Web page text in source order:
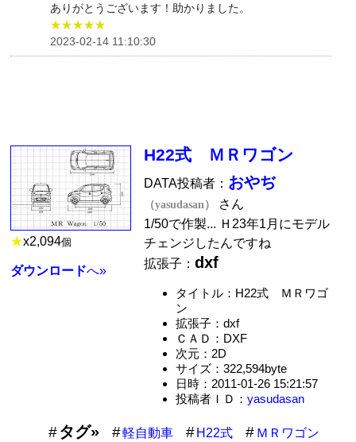
ありがとうございます！助かりました。
★★★★★
2023-02-14 11:10:30
★x2,094個
ダウンロードへ»
H22式 ＭＲワゴン
DATA投稿者： おやぢ
（yasudasan）
さん
1/50で作製... Ｈ23年1月にモデル
チェンジしたんですね
拡張子：dxf
タイトル：H22式 ＭＲワゴ
ン
拡張子：dxf
ＣＡＤ：DXF
次元：2D
サイズ：322,594byte
日時：2011-01-26 15:21:57
投稿者ＩＤ： yasudasan
タグ» 軽自動車 H22式
ＭＲワゴン